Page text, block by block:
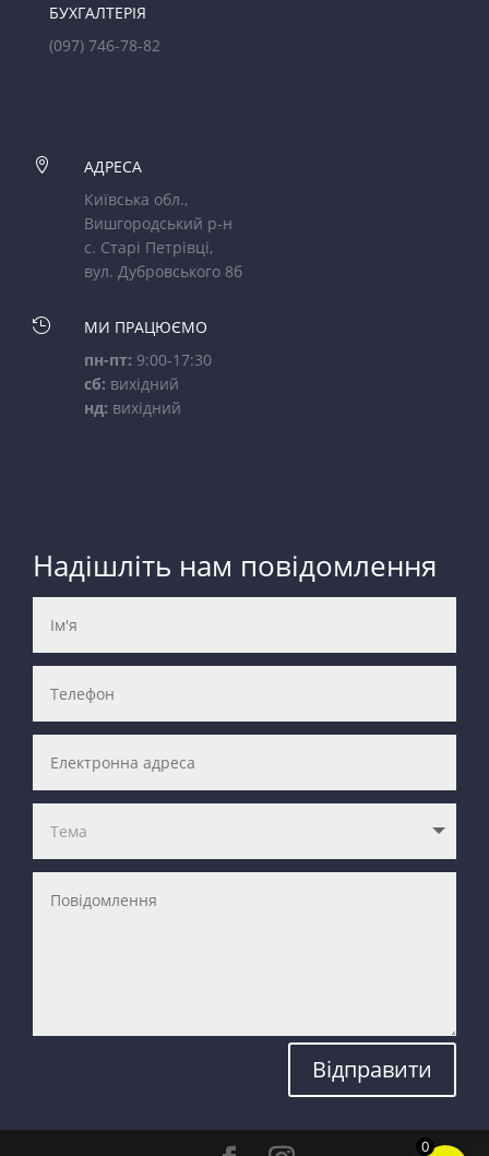
БУХГАЛТЕРІЯ
(097) 746-78-82

АДРЕСА
Київська обл.,
Вишгородський р-н
с. Старі Петрівці,
вул. Дубровського 8б

МИ ПРАЦЮЄМО
пн-пт: 9:00-17:30
сб: вихідний
нд: вихідний
Надішліть нам повідомлення
Відправити
0